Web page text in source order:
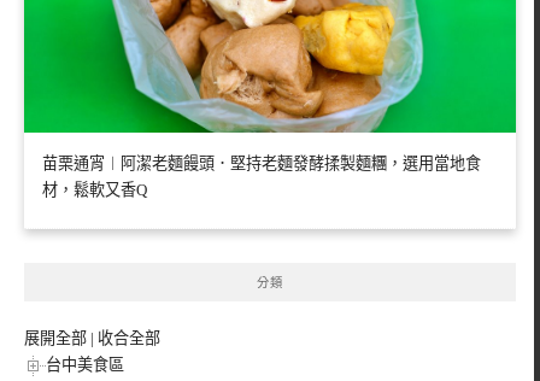
苗栗通宵︱阿潔老麵饅頭．堅持老麵發酵揉製麵糰，選用當地食
材，鬆軟又香Q
分類
展開全部 | 收合全部
台中美食區